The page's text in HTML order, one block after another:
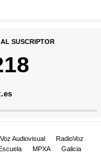
SUSCRIPTOR
Voz Audiovisual
RadioVoz
MPXA
Galicia